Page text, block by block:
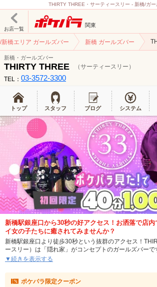
THIRTY THREE・サーティースリー - 新橋/ガー
お店一覧
関東
新橋エリア ガールズバー 新橋 ガールズバー
新橋・ガールズバー
THIRTY THREE
（サーティースリー）
TEL： 03-3572-3300
トップ スタッフ ブログ システム
新橋駅銀座口から30秒の好アクセス！お洒落で店
イ女の子たちに癒されてみませんか？
新橋駅銀座口より徒歩30秒という抜群のアクセス！
ースリー）は「隠れ家」がコンセプトのガールズバーで
営業中は親しみやすいママが常勤、在籍している女の子
内、可愛くてお話上手な女の子たちの組み合わせは新
間であること間違いなしです！
▼続きを表示する
ポケパラ限定クーポン